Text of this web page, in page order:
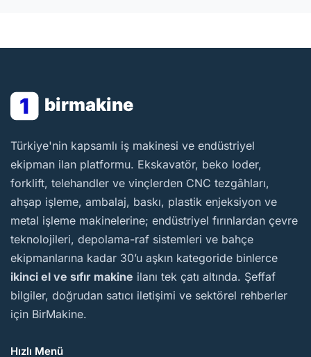
1 birmakine
BirMakine
Türkiye'nin kapsamlı iş makinesi ve endüstriyel
ekipman ilan platformu. Ekskavatör, beko loder,
forklift, telehandler ve vinçlerden CNC tezgâhları,
ahşap işleme, ambalaj, baskı, plastik enjeksiyon ve
metal işleme makinelerine; endüstriyel fırınlardan çevre
teknolojileri, depolama-raf sistemleri ve bahçe
ekipmanlarına kadar 30’u aşkın kategoride binlerce
ikinci el ve sıfır makine ilanı tek çatı altında. Şeffaf
bilgiler, doğrudan satıcı iletişimi ve sektörel rehberler
için BirMakine.
Hızlı Menü